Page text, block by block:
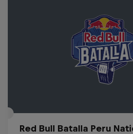
Red Bull Batalla Peru